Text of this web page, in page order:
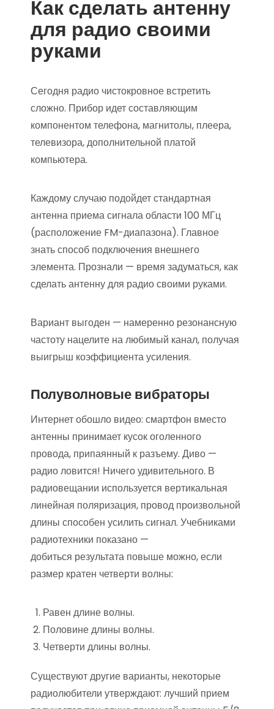
Как сделать антенну
для радио своими
руками
Сегодня радио чистокровное встретить
сложно. Прибор идет составляющим
компонентом телефона, магнитолы, плеера,
телевизора, дополнительной платой
компьютера.
Каждому случаю подойдет стандартная
антенна приема сигнала области 100 МГц
(расположение FM-диапазона). Главное
знать способ подключения внешнего
элемента. Прознали — время задуматься, как
сделать антенну для радио своими руками.
Вариант выгоден — намеренно резонансную
частоту нацелите на любимый канал, получая
выигрыш коэффициента усиления.
Полуволновые вибраторы
Интернет обошло видео: смартфон вместо
антенны принимает кусок оголенного
провода, припаянный к разъему. Диво —
радио ловится! Ничего удивительного. В
радиовещании используется вертикальная
линейная поляризация, провод произвольной
длины способен усилить сигнал. Учебниками
радиотехники показано —
добиться результата повыше можно, если
размер кратен четверти волны:
Равен длине волны.
Половине длины волны.
Четверти длины волны.
Существуют другие варианты, некоторые
радиолюбители утверждают: лучший прием